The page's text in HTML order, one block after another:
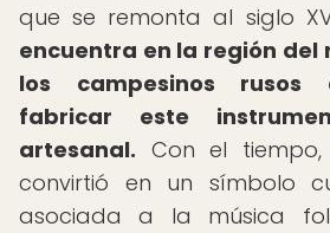
que se remonta al siglo
encuentra en la región del
los campesinos rusos
fabricar este
artesanal. Con el
convirtió en un símbolo
asociada a la música